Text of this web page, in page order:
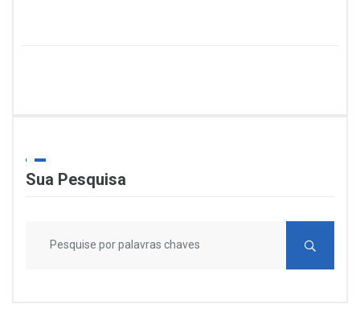
Sua Pesquisa